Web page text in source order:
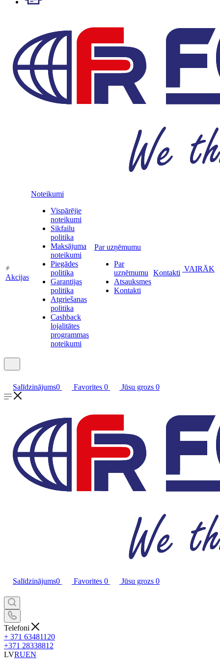
Akcijas
Noteikumi
Vispārējie
noteikumi
Sikfailu
politika
Maksājuma
noteikumi
Piegādes
politika
Garantijas
politika
Atgriešanas
politika
Cashback
lojalitātes
programmas
noteikumi
Par uzņēmumu
Par
uzņēmumu
Atsauksmes
Kontakti
Kontakti VAIRĀK
Salīdzinājums0 Favorites 0 Jūsu grozs 0
Salīdzinājums0 Favorites 0 Jūsu grozs 0
Telefoni
+ 371 63481120
+371 28338812
LVRUEN